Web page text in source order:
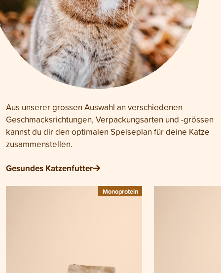
Aus unserer grossen Auswahl an verschiedenen
Geschmacksrichtungen, Verpackungsarten und -grössen
kannst du dir den optimalen Speiseplan für deine Katze
zusammenstellen.
Gesundes Katzenfutter
Monoprotein